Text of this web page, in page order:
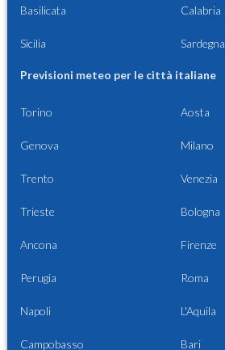
Basilicata Calabria
Sicilia Sardegna
Previsioni meteo per le città italiane
Torino Aosta
Genova Milano
Trento Venezia
Trieste Bologna
Ancona Firenze
Perugia Roma
Napoli L'Aquila
Campobasso Bari